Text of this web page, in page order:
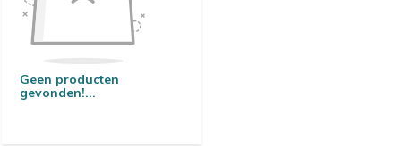
Geen producten
gevonden!...